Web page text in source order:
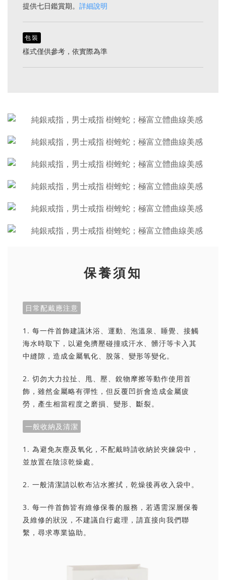
提供七日鑑賞期。 詳細說明
包裝
樣式僅供參考，依實際為準
保養須知
日常配戴應注意
1. 每一件首飾建議沐浴、運動、泡溫泉、睡覺、接觸
海水時取下，以避免擠壓碰撞或汗水、髒汙等卡入其
中縫隙，造成金屬氧化、脫落、變形等變化。
2. 切勿大力拉扯、甩、壓、銳物摩擦等動作使用首
飾，雖然金屬略有彈性，但反覆凹折會造成金屬疲
勞，產生相當程度之磨損、變形、斷裂。
一般收納及清潔
1. 為避免灰塵及氧化，不配戴時請收納於夾鍊袋中，
並放置在陰涼乾燥處。
2. 一般清潔請以軟布沾水擦拭，乾燥後再收入袋中。
3. 每一件首飾皆有維修保養的服務，若遇需深層保養
及維修的狀況，不建議自行處理，請直接向我們聯
繫，尋求專業協助。